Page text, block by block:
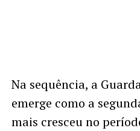
Na sequência, a
emerge como a
mais cresceu no